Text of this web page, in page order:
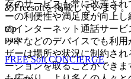
存のサービスも常に改善さ
ーの利便性や満足度が向上し
のインターネット通話サー
ットなどのデバイスでも利
ザーは場所や状況に制約さ
ーションを取ることができ
めFreesoftを掲載しています。
top
page
FREE Soft CONCIERGE